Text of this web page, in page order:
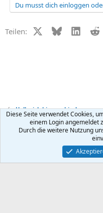
Du musst dich einloggen
Teilen: X (Twitter)
Bluesky
Hallo, ich bin neu hier!
Kontakt
Community platform by XenForo ®
Diese Seite verwendet Cookies,
einem Login angemeldet
Durch die weitere Nutzung